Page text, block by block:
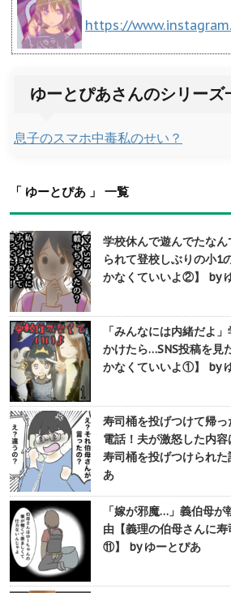
https://
ゆーとぴあさんのシリーズ
息子のスマホ中毒私のせい？
「 ゆーとぴあ 」 一覧
学校休んで遊んでたな
られて登校しぶりの小1
かなくていいよ②】 by
「みんなには内緒だよ
かけたら…SNS投稿を見
かなくていいよ①】 by
寿司桶を投げつけて帰
電話！夫が激怒した内
寿司桶を投げつけられ
あ
「嫁が邪魔…」義伯母
由【義理の伯母さんに
⑪】 by ゆーとぴあ